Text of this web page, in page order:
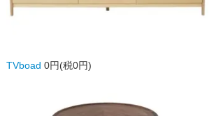
TVboad 0円(税0円)